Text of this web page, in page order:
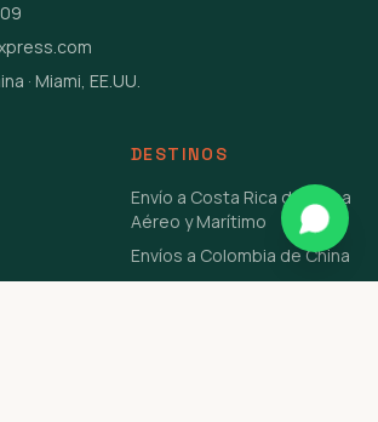
· Miami, EE.UU.
DESTINOS
Envío a Costa Rica de China
Aéreo y Marítimo
Envíos a Colombia de China